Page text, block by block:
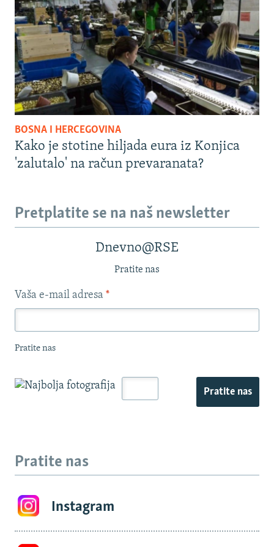
BOSNA I HERCEGOVINA
Kako je stotine hiljada eura iz Konjica
'zalutalo' na račun prevaranata?
Pretplatite se na naš newsletter
Dnevno@RSE
Pratite nas
Vaša e-mail adresa *
Pratite nas
Pratite nas
Pratite nas
Instagram